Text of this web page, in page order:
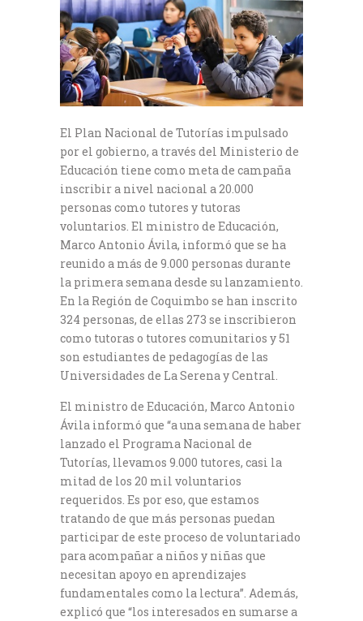
El Plan Nacional de Tutorías impulsado
por el gobierno, a través del Ministerio de
Educación tiene como meta de campaña
inscribir a nivel nacional a 20.000
personas como tutores y tutoras
voluntarios. El ministro de Educación,
Marco Antonio Ávila, informó que se ha
reunido a más de 9.000 personas durante
la primera semana desde su lanzamiento.
En la Región de Coquimbo se han inscrito
324 personas, de ellas 273 se inscribieron
como tutoras o tutores comunitarios y 51
son estudiantes de pedagogías de las
Universidades de La Serena y Central.
El ministro de Educación, Marco Antonio
Ávila informó que “a una semana de haber
lanzado el Programa Nacional de
Tutorías, llevamos 9.000 tutores, casi la
mitad de los 20 mil voluntarios
requeridos. Es por eso, que estamos
tratando de que más personas puedan
participar de este proceso de voluntariado
para acompañar a niños y niñas que
necesitan apoyo en aprendizajes
fundamentales como la lectura”. Además,
explicó que “los interesados en sumarse a